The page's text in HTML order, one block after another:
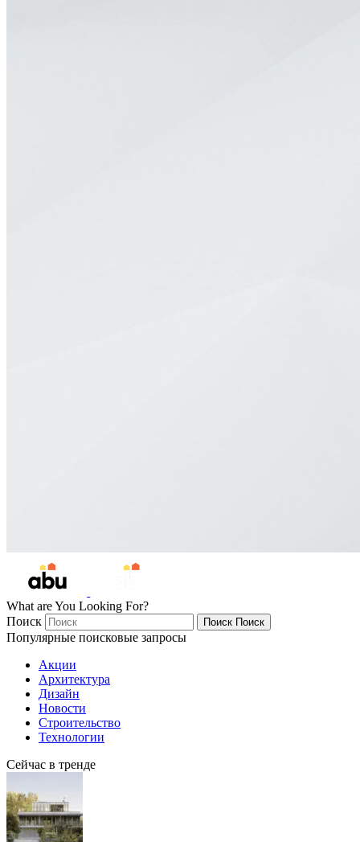
What are You Looking For?
Поиск
Поиск Поиск
Популярные поисковые запросы
Акции
Архитектура
Дизайн
Новости
Строительство
Технологии
Сейчас в тренде